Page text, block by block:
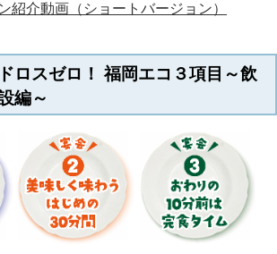
紹介動画（ショートバージョン）
ロスゼロ！ 福岡エコ３項目～飲
編～